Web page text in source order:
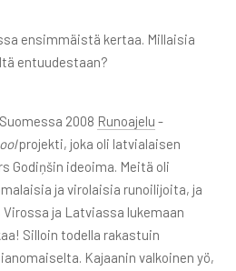
ensimmäistä kertaa. Millaisia
entuudestaan?
2008 Runoajelu -
projekti, joka oli latvialaisen
Godiņšin ideoima. Meitä oli
ja virolaisia runoilijoita, ja
ja Latviassa lukemaan
Silloin todella rakastuin
Kajaanin valkoinen yö,